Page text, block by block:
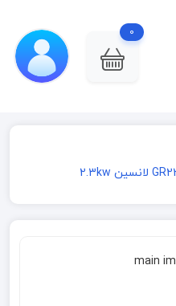
0